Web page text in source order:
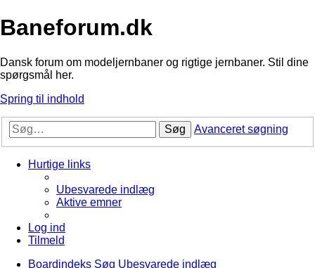
Baneforum.dk
Dansk forum om modeljernbaner og rigtige jernbaner. Stil dine
spørgsmål her.
Spring til indhold
Søg Avanceret søgning
Hurtige links
Ubesvarede indlæg
Aktive emner
Log ind
Tilmeld
Boardindeks Søg Ubesvarede indlæg